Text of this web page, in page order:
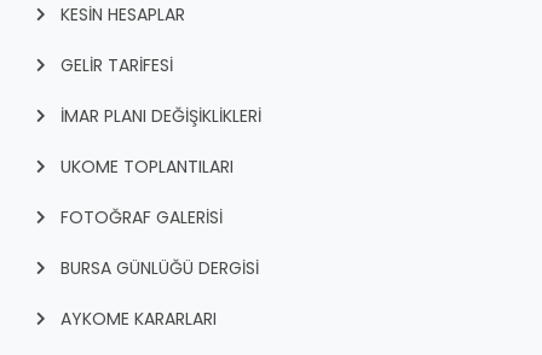
KESİN HESAPLAR
GELİR TARİFESİ
İMAR PLANI DEĞİŞİKLİKLERİ
UKOME TOPLANTILARI
FOTOĞRAF GALERİSİ
BURSA GÜNLÜĞÜ DERGİSİ
AYKOME KARARLARI